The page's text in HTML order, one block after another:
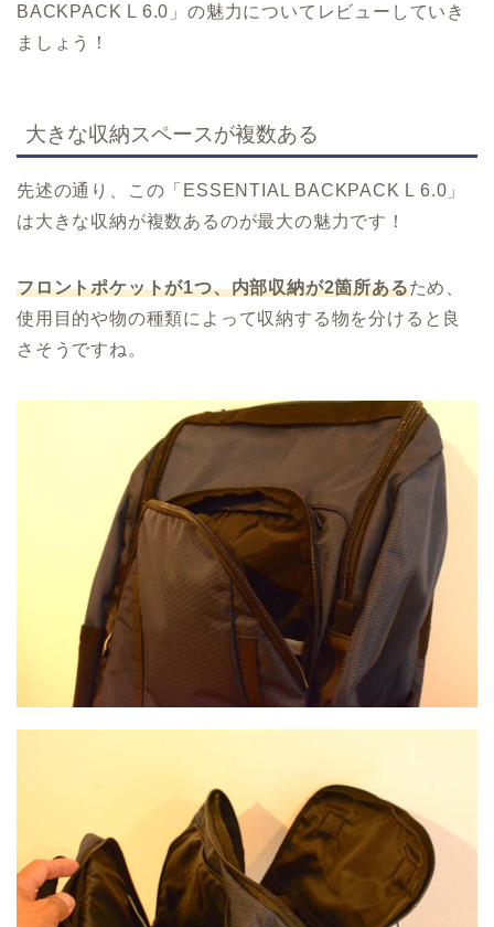
BACKPACK L 6.0」の魅力についてレビューしていき
ましょう！
大きな収納スペースが複数ある
先述の通り、この「ESSENTIAL BACKPACK L 6.0」
は大きな収納が複数あるのが最大の魅力です！
フロントポケットが1つ、内部収納が2箇所あるため、
使用目的や物の種類によって収納する物を分けると良
さそうですね。